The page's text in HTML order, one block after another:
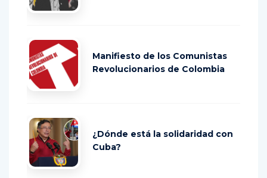
Manifiesto de los Comunistas
Revolucionarios de Colombia
¿Dónde está la solidaridad con
Cuba?